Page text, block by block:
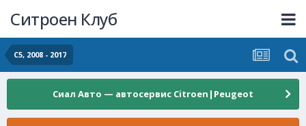
Ситроен Клуб
С5, 2008 - 2017
Сиал Авто — автосервис Citroen|Peugeot